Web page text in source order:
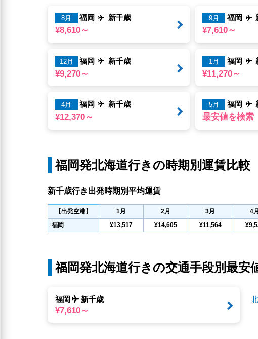
8月 福岡 新千歳
¥8,610～
9月 福岡
¥7,610～
12月 福岡 新千歳
¥9,270～
1月 福岡
¥11,270～
4月 福岡 新千歳
¥12,370～
5月 福岡
最安値を検索
福岡発北海道行きの時期別運賃比較
新千歳行き出発時期別平均運賃
【出発空港】 1 月 2 月 3月 4月
福岡
¥13,517 ¥14,605 ¥11,564
福岡発北海道行きの交通手段別最安
福岡 新千歳
¥7,610～